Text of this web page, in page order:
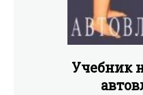
Учебник